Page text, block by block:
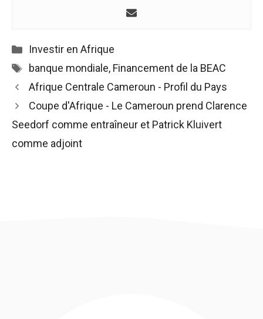
Catégories
Investir en Afrique
Étiquettes
banque mondiale, Financement de la BEAC
Navigation
des
articles
Afrique Centrale Cameroun - Profil du Pays
Coupe d'Afrique - Le Cameroun prend Clarence
Seedorf comme entraîneur et Patrick Kluivert
comme adjoint
personnalisés.